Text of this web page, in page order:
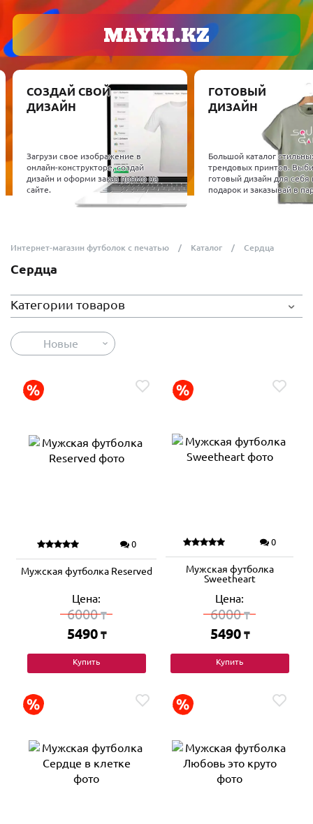
СОЗДАЙ СВОЙ
ДИЗАЙН
Загрузи свое изображение в
онлайн-конструкторе, создай
дизайн и оформи заказ прямо на
сайте.
ГОТОВЫЙ
ДИЗАЙН
Большой каталог
трендовых принтов.
готовый дизайн для себя
подарок и заказывай в
Интернет-магазин футболок с печатью Каталог Сердца
Сердца
Категории товаров
Новые
0
Мужская футболка Reserved
Цена:
6000₸
5490 ₸
Купить
0
Мужская футболка
Sweetheart
Цена:
6000₸
5490 ₸
Купить